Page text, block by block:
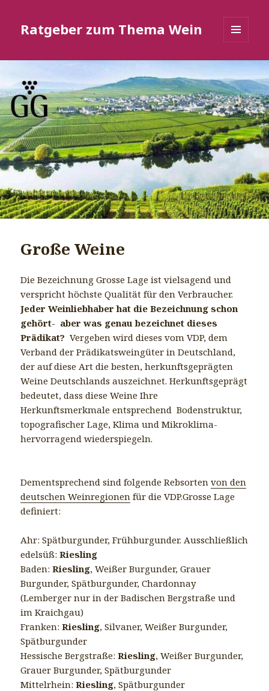
Ratgeber zum Thema Wein
Große Weine
Die Bezeichnung Grosse Lage ist vielsagend und
verspricht höchste Qualität für den Verbraucher.
Jeder Weinliebhaber hat die Bezeichnung schon
gehört- aber was genau bezeichnet dieses
Prädikat? Vergeben wird dieses vom VDP, dem
Verband der Prädikatsweingüter in Deutschland,
der auf diese Art die besten, herkunftsgeprägten
Weine Deutschlands auszeichnet. Herkunftsgeprägt
bedeutet, dass diese Weine Ihre
Herkunftsmerkmale entsprechend Bodenstruktur,
topografischer Lage, Klima und Mikroklima-
hervorragend wiederspiegeln.
Dementsprechend sind folgende Rebsortenvon den
deutschen Weinregionen für die VDP.Grosse Lage
definiert:
Ahr: Spätburgunder, Frühburgunder. Ausschließlich
edelsüß:Riesling
Baden:Riesling, Weißer Burgunder, Grauer
Burgunder, Spätburgunder, Chardonnay
(Lemberger nur in der Badischen Bergstraße und
im Kraichgau)
Franken:Riesling, Silvaner, Weißer Burgunder,
Spätburgunder
Hessische Bergstraße:Riesling, Weißer Burgunder,
Grauer Burgunder, Spätburgunder
Mittelrhein:Riesling, Spätburgunder